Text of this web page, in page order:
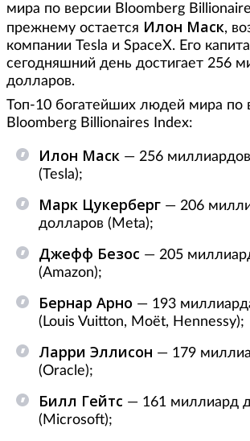
мира по версии Bloomberg
прежнему остается Илон Маск,
компании Tesla и SpaceX. Его
сегодняшний день достигает 256
долларов.
Топ-10 богатейших людей мира по
Bloomberg Billionaires Index:
Илон Маск — 256
(Tesla);
Марк Цукерберг — 206
долларов (Meta);
Джефф Безос — 205
(Amazon);
Бернар Арно — 193
(Louis Vuitton, Moët, Hennessy);
Ларри Эллисон — 179
(Oracle);
Билл Гейтс — 161 миллиард
(Microsoft);